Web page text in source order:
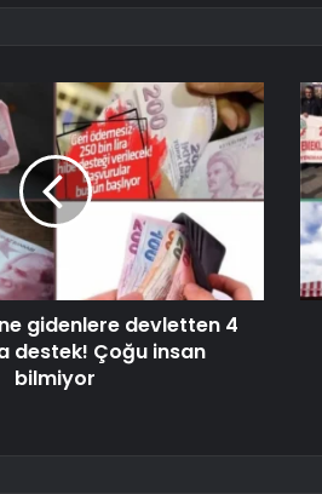
gidenlere devletten 4
destek! Çoğu insan
bilmiyor